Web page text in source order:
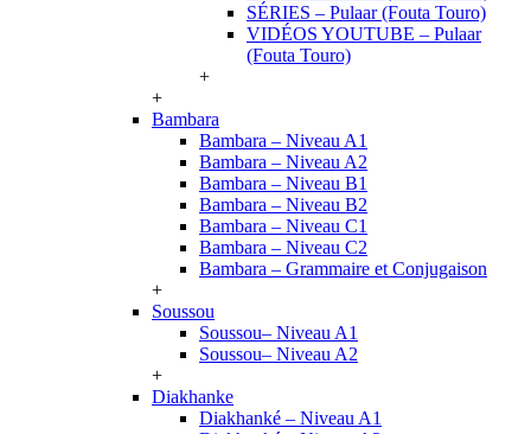
SÉRIES – Pulaar (Fouta Touro)
VIDÉOS YOUTUBE – Pulaar
(Fouta Touro)
+
+
Bambara
Bambara – Niveau A1
Bambara – Niveau A2
Bambara – Niveau B1
Bambara – Niveau B2
Bambara – Niveau C1
Bambara – Niveau C2
Bambara – Grammaire et Conjugaison
+
Soussou
Soussou– Niveau A1
Soussou– Niveau A2
+
Diakhanke
Diakhanké – Niveau A1